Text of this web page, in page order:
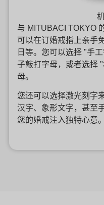
与 MITUBACI TOKYO
可以在订婚戒指上亲手
日等。您可以选择 "手
子敲打字母，或者选择
母。
您还可以选择激光刻字
汉字、象形文字，甚至
您的婚戒注入独特心意。